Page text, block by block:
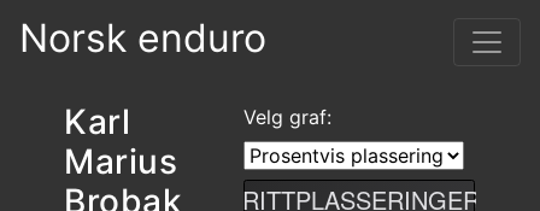
Norsk enduro
Karl
Marius
Brobak
Velg graf:
RITTPLASSERINGER